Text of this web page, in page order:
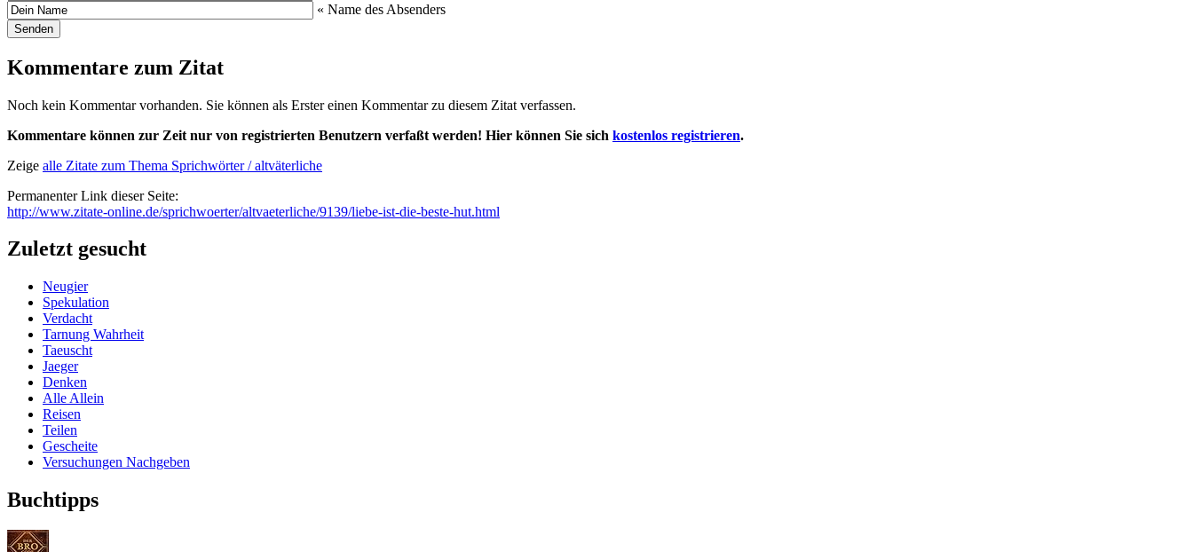
« Name des Absenders
Kommentare zum Zitat
Noch kein Kommentar vorhanden. Sie können als Erster einen Kommentar zu diesem Zitat verfassen.
Kommentare können zur Zeit nur von registrierten Benutzern verfaßt werden! Hier können Sie sich kostenlos registrieren.
Zeige alle Zitate zum Thema Sprichwörter / altväterliche
Permanenter Link dieser Seite:
http://www.zitate-online.de/sprichwoerter/altvaeterliche/9139/liebe-ist-die-beste-hut.html
Zuletzt gesucht
Neugier
Spekulation
Verdacht
Tarnung Wahrheit
Taeuscht
Jaeger
Denken
Alle Allein
Reisen
Teilen
Gescheite
Versuchungen Nachgeben
Buchtipps